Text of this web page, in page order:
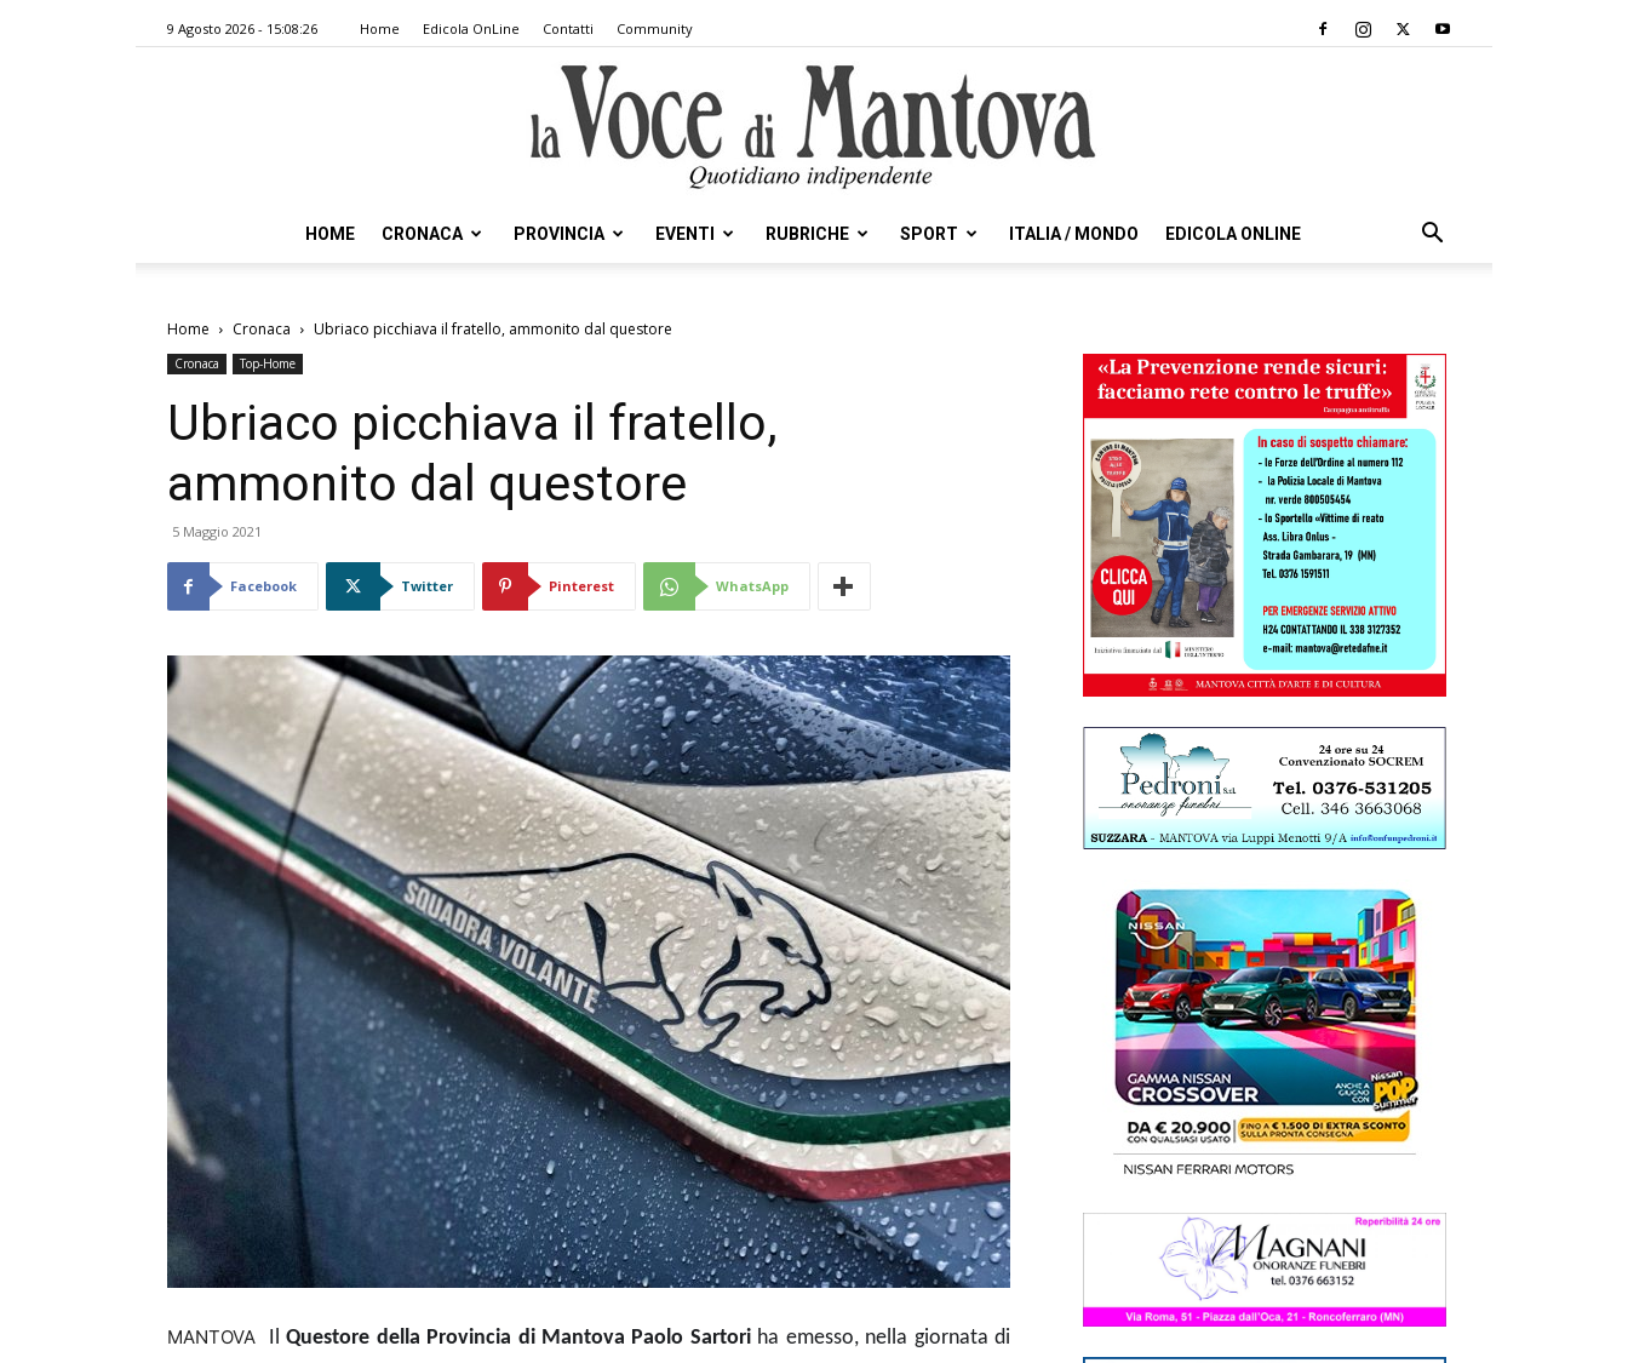
9 Agosto 2026 - 15:08:26 Home Edicola OnLine Contatti Community
Mantova
HOME CRONACA PROVINCIA EVENTI RUBRICHE SPORT ITALIA / MONDO EDICOLA ONLINE
Home Cronaca Ubriaco picchiava il fratello, ammonito dal questore
Cronaca Top-Home
Ubriaco picchiava il fratello,
ammonito dal questore
5 Maggio 2021
Facebook Twitter Pinterest WhatsApp
MANTOVA IlQuestore della Provincia di Mantova Paolo Sartoriha emesso, nella giornata di